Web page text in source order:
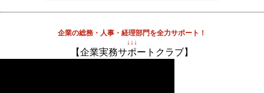
企業の総務・人事・経理部門を全力サポート！
↓↓↓
【企業実務サポートクラブ】